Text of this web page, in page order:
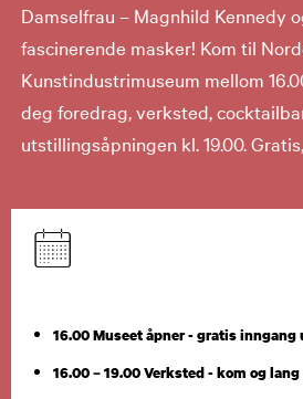
Damselfrau – Magnhild Kennedy
fascinerende masker! Kom til
Kunstindustrimuseum mellom
deg foredrag, verksted,
utstillingsåpningen kl. 19.00.
16.00 Museet åpner - gratis
16.00 – 19.00 Verksted - kom og